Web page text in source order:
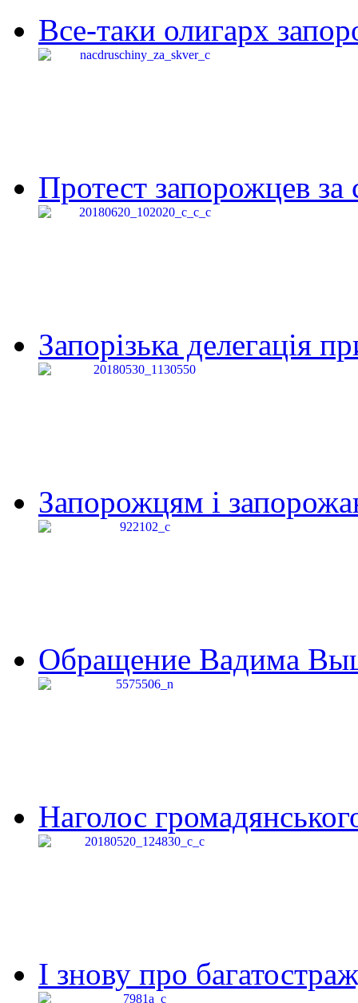
Все-таки олигарх
Протест запорожцев за
Запорізька делегація
Запорожцям і
Обращение Вадима
Наголос
І знову про